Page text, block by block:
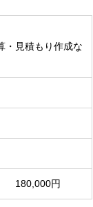
・見積もり作成な
180,000円